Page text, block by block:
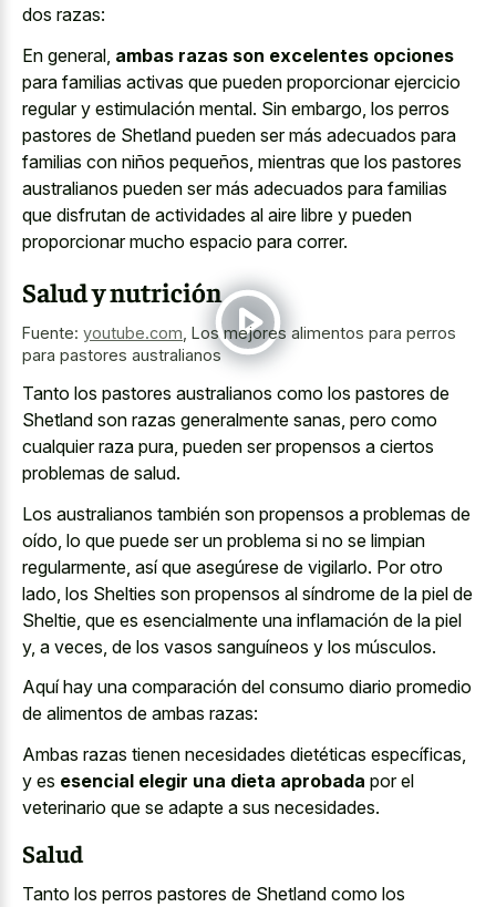
dos razas:
En general, ambas razas son excelentes opciones
para familias activas que pueden proporcionar ejercicio
regular y estimulación mental. Sin embargo, los perros
pastores de Shetland pueden ser más adecuados para
familias con niños pequeños, mientras que los pastores
australianos pueden ser más adecuados para familias
que disfrutan de actividades al aire libre y pueden
proporcionar mucho espacio para correr.
Salud y nutrición
Fuente: youtube.com Los mejores alimentos para perros
para pastores australianos
Tanto los pastores australianos como los pastores de
Shetland son razas generalmente sanas, pero como
cualquier raza pura, pueden ser propensos a ciertos
problemas de salud.
Los australianos también son propensos a problemas de
oído, lo que puede ser un problema si no se limpian
regularmente, así que asegúrese de vigilarlo. Por otro
lado, los Shelties son propensos al síndrome de la piel de
Sheltie, que es esencialmente una inflamación de la piel
y, a veces, de los vasos sanguíneos y los músculos.
Aquí hay una comparación del consumo diario promedio
de alimentos de ambas razas:
Ambas razas tienen necesidades dietéticas específicas,
y es esencial elegir una dieta aprobada por el
veterinario que se adapte a sus necesidades.
Salud
Tanto los perros pastores de Shetland como los